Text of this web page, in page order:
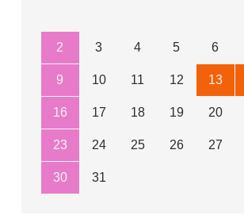
2 3 4 5 6
9 10 11 12 13
16 17 18 19 20
23 24 25 26 27
30 31